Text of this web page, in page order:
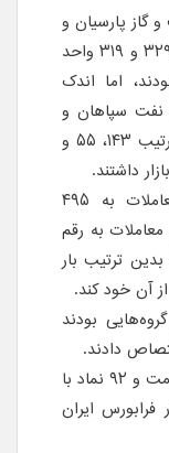
گاز پارسیان و
مخابرات ایران هر کدام به ترتیب ۳۳۹، ۳۲۹ و ۳۱۹ واحد
اما اندک
نفت سپاهان و
صنایع پتروشیمی کرمانشاه هر کدام به ترتیب ۱۴۳، ۵۵ و
در گروه محصولات شیمیایی حجم معاملات به ۴۹۵
به رقم
ترتیب بار
آن خود کند.
بودند
دادند.
امروز در بورس تهران ۲۶۰ نماد با رشد قیمت و ۹۲ نماد با
ایران